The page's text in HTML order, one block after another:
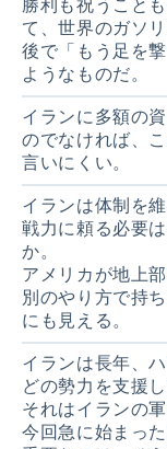
勝利も祝うこと
て、世界のガソ
後で「もう足を
ようなものだ。
イランに多額の
のでなければ、
言いにくい。
イランは体制を
戦力に頼る必要
か。
アメリカが地上
別のやり方で持
にも見える。
イランは長年、
どの勢力を支援し
それはイランの
今回急に始まっ